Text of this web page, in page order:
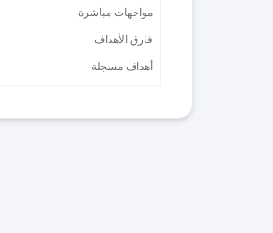
مواجهات مباشرة
فارق الأهداف
أهداف مسجلة